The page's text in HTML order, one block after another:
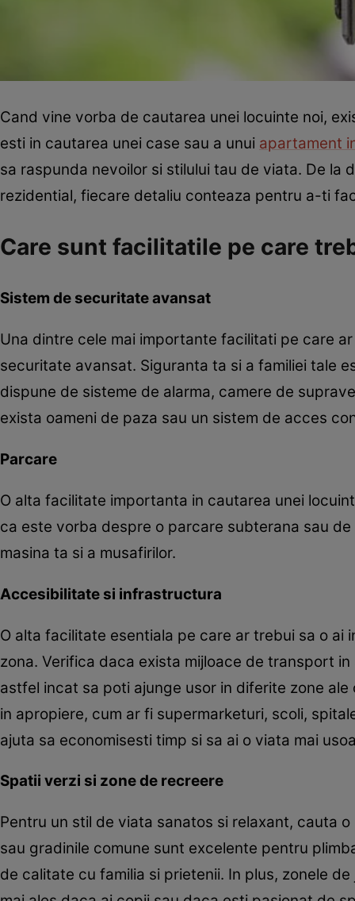
Cand vine vorba de cautarea unei locuinte noi,
esti in cautarea unei case sau a unui apartament
sa raspunda nevoilor si stilului tau de viata. De la
rezidential, fiecare detaliu conteaza pentru a-ti
Care sunt facilitatile pe care
Sistem de securitate avansat
Una dintre cele mai importante facilitati pe care
securitate avansat. Siguranta ta si a familiei tale
dispune de sisteme de alarma, camere de
exista oameni de paza sau un sistem de acces
Parcare
O alta facilitate importanta in cautarea unei
ca este vorba despre o parcare subterana sau
masina ta si a musafirilor.
Accesibilitate si infrastructura
O alta facilitate esentiala pe care ar trebui sa o
zona. Verifica daca exista mijloace de transport
astfel incat sa poti ajunge usor in diferite zone
in apropiere, cum ar fi supermarketuri, scoli,
ajuta sa economisesti timp si sa ai o viata mai
Spatii verzi si zone de recreere
Pentru un stil de viata sanatos si relaxant, cauta
sau gradinile comune sunt excelente pentru
de calitate cu familia si prietenii. In plus, zonele